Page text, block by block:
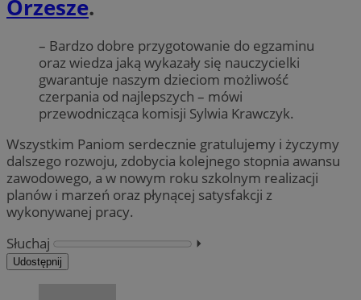
Orzesze.
– Bardzo dobre przygotowanie do egzaminu
oraz wiedza jaką wykazały się nauczycielki
gwarantuje naszym dzieciom możliwość
czerpania od najlepszych – mówi
przewodnicząca komisji Sylwia Krawczyk.
Wszystkim Paniom serdecznie gratulujemy i życzymy
dalszego rozwoju, zdobycia kolejnego stopnia awansu
zawodowego, a w nowym roku szkolnym realizacji
planów i marzeń oraz płynącej satysfakcji z
wykonywanej pracy.
Słuchaj
⏵︎
Udostępnij